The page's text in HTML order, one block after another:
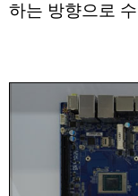
하는 방향으로